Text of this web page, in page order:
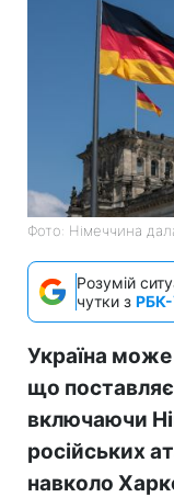
Фото: Німеччина
Розумій
чутки з РБК-
Україна
що
включаючи
російських
навколо